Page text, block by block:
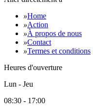
»Home
»Action
»À propos de nous
»Contact
»Termes et conditions
Heures d'ouverture
Lun - Jeu
08:30 - 17:00